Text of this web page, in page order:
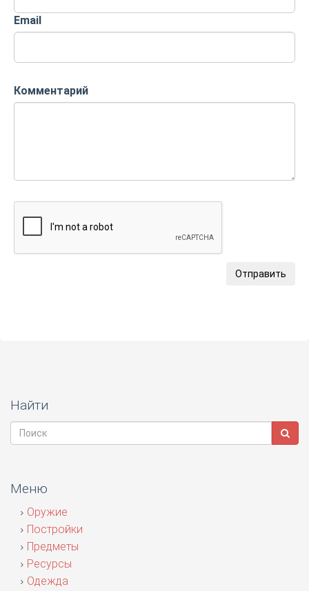
Email
Комментарий
Отправить
Найти
Меню
Оружие
Постройки
Предметы
Ресурсы
Одежда